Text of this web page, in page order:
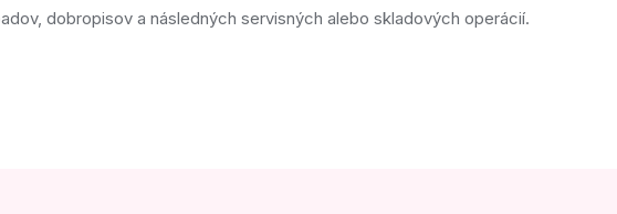
dobropisov a následných servisných alebo skladových operácií.